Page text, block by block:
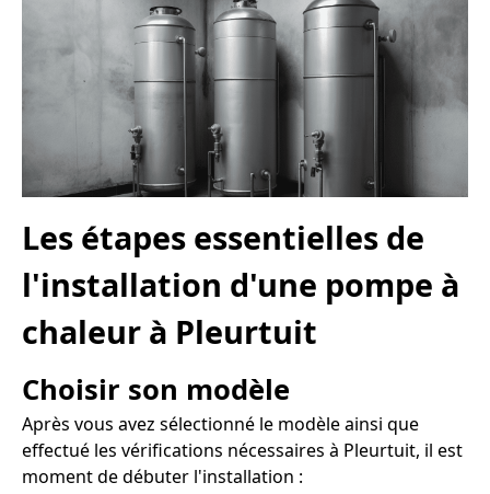
Les étapes essentielles de
l'installation d'une pompe à
chaleur à Pleurtuit
Choisir son modèle
Après vous avez sélectionné le modèle ainsi que
effectué les vérifications nécessaires à Pleurtuit, il est
moment de débuter l'installation :